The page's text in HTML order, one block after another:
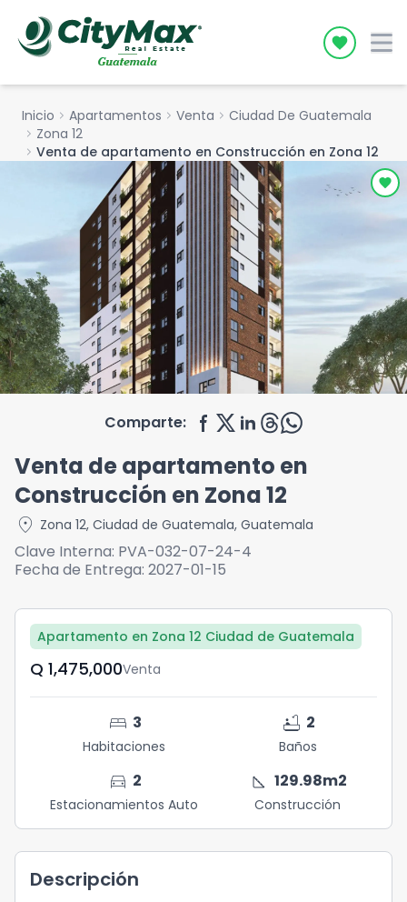
Icon
Inicio chevron_right Apartamentos chevron_right Venta chevron_right Ciudad De Guatemala
chevron_right Zona 12
chevron_right Venta de apartamento en Construcción en Zona 12
Comparte:
Venta de apartamento en
Construcción en Zona 12
location_on Zona 12, Ciudad de Guatemala, Guatemala
Clave Interna: PVA-032-07-24-4
Fecha de Entrega: 2027-01-15
Apartamento en Zona 12 Ciudad de Guatemala
Q	1,475,000Venta
bed 3
Habitaciones
bathtub 2
Baños
directions_car 2
Estacionamientos Auto
square_foot 129.98m2
Construcción
Descripción